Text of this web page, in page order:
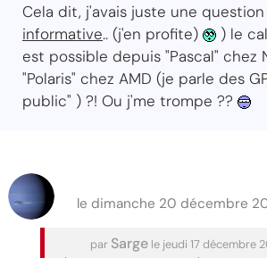
Cela dit, j'avais juste une question
informative.. (j'en profite)
) le
est possible depuis "Pascal" chez
"Polaris" chez AMD (je parle des
public" ) ?! Ou j'me trompe ??
le dimanche 20 décembre
par Sarge le jeudi 17 décembre